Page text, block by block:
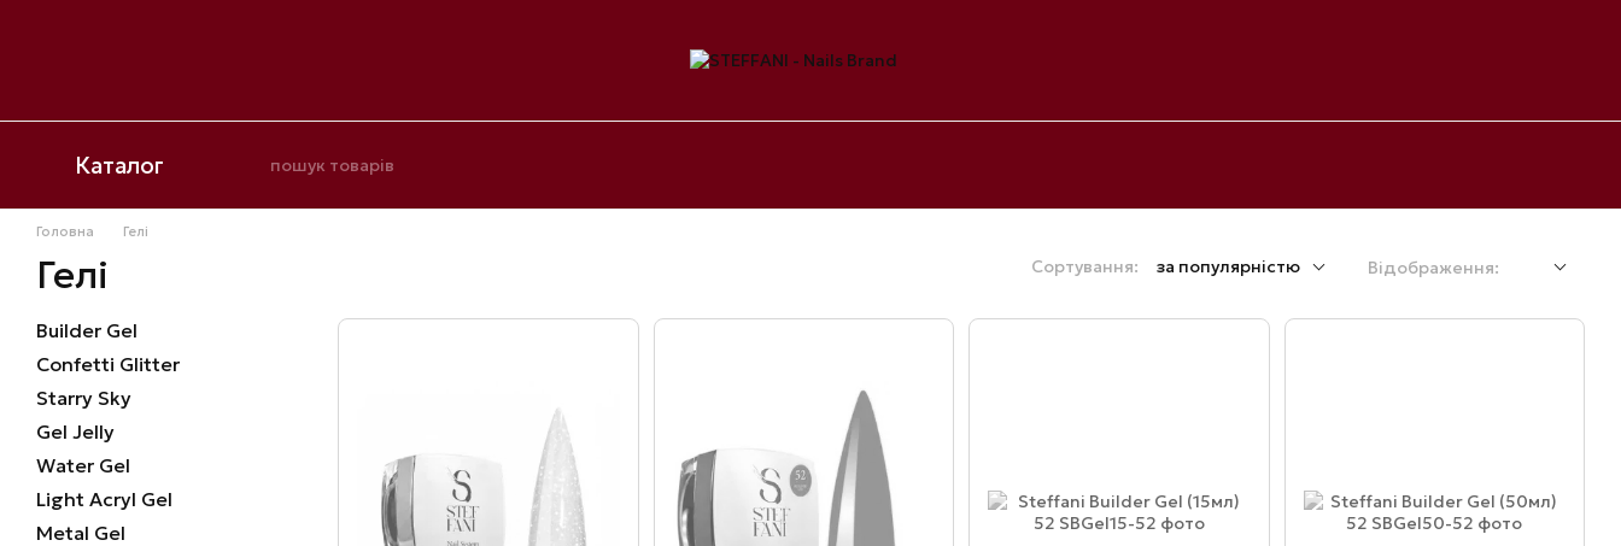
Каталог
Головна Гелі
Гелі Сортування: за популярністю Відображення:
Builder Gel
Confetti Glitter
Starry Sky
Gel Jelly
Water Gel
Light Acryl Gel
Metal Gel